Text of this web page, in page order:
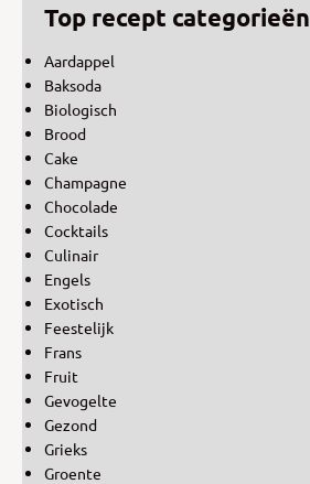
Top recept categorieën
Aardappel
Baksoda
Biologisch
Brood
Cake
Champagne
Chocolade
Cocktails
Culinair
Engels
Exotisch
Feestelijk
Frans
Fruit
Gevogelte
Gezond
Grieks
Groente